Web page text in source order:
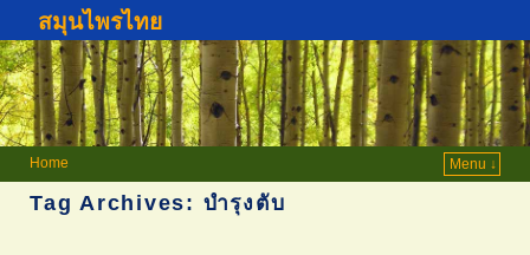
สมุนไพรไทย
Home Menu ↓
Tag Archives: บำรุงตับ